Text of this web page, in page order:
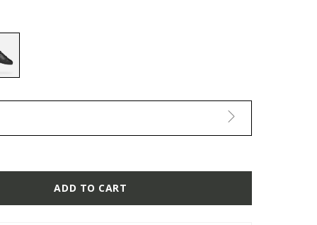
ADD TO CART